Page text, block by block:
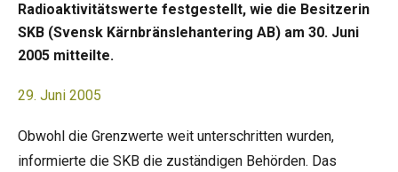
Radioaktivitätswerte festgestellt, wie die Besitzerin
SKB (Svensk Kärnbränslehantering AB) am 30. Juni
2005 mitteilte.
29. Juni 2005
Obwohl die Grenzwerte weit unterschritten wurden,
informierte die SKB die zuständigen Behörden. Das